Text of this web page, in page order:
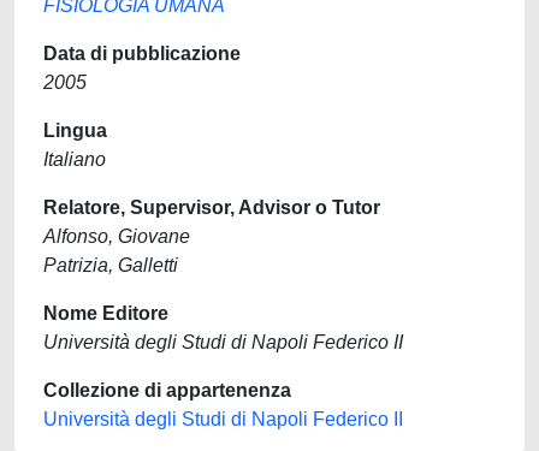
FISIOLOGIA UMANA
Data di pubblicazione
2005
Lingua
Italiano
Relatore, Supervisor, Advisor o Tutor
Alfonso, Giovane
Patrizia, Galletti
Nome Editore
Università degli Studi di Napoli Federico II
Collezione di appartenenza
Università degli Studi di Napoli Federico II